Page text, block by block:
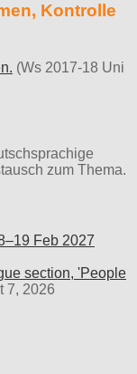
Kontrolle
(Ws 2017-18 Uni
zum Thema.
Feb 2027
section, 'People
7, 2026